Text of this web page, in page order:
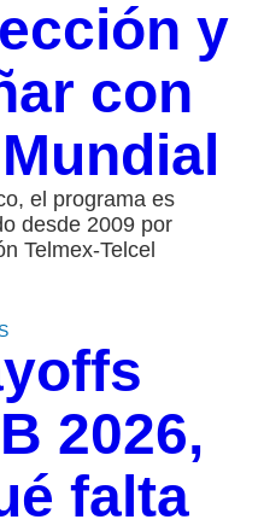
y
con
el programa es
desde 2009 por
Telmex-Telcel
2026,
falta